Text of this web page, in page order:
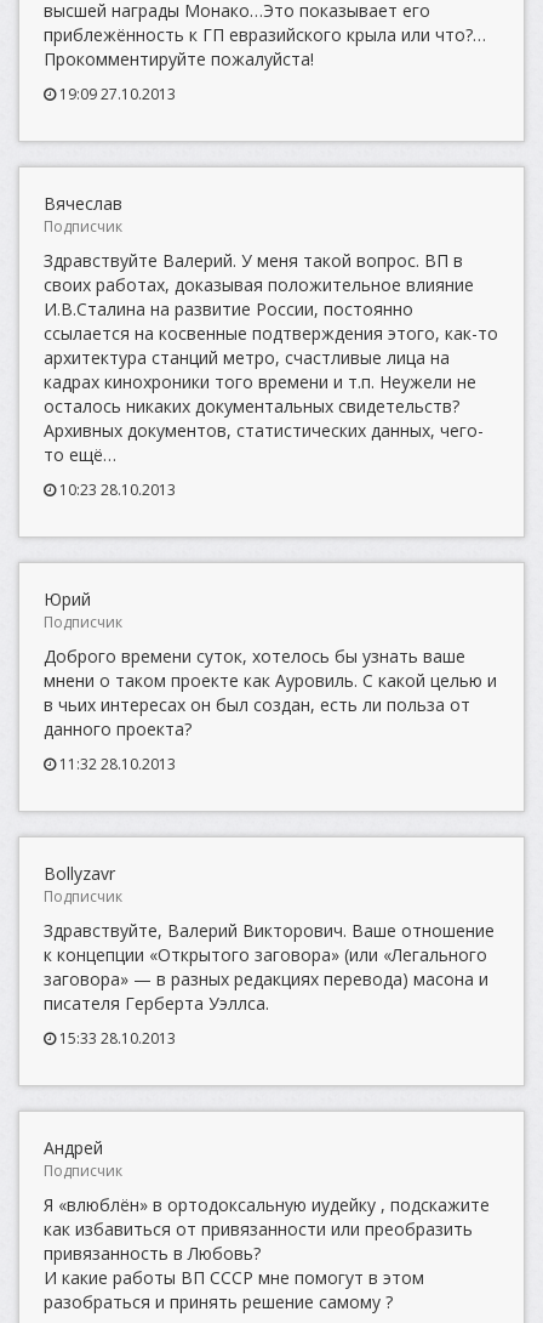
высшей награды Монако…Это показывает его
приблежённость к ГП евразийского крыла или что?…
Прокомментируйте пожалуйста!
19:09 27.10.2013
Вячеслав
Подписчик
Здравствуйте Валерий. У меня такой вопрос. ВП в
своих работах, доказывая положительное влияние
И.В.Сталина на развитие России, постоянно
ссылается на косвенные подтверждения этого, как-то
архитектура станций метро, счастливые лица на
кадрах кинохроники того времени и т.п. Неужели не
осталось никаких документальных свидетельств?
Архивных документов, статистических данных, чего-
то ещё…
10:23 28.10.2013
Юрий
Подписчик
Доброго времени суток, хотелось бы узнать ваше
мнени о таком проекте как Ауровиль. С какой целью и
в чьих интересах он был создан, есть ли польза от
данного проекта?
11:32 28.10.2013
Bollyzavr
Подписчик
Здравствуйте, Валерий Викторович. Ваше отношение
к концепции «Открытого заговора» (или «Легального
заговора» — в разных редакциях перевода) масона и
писателя Герберта Уэллса.
15:33 28.10.2013
Андрей
Подписчик
Я «влюблён» в ортодоксальную иудейку , подскажите
как избавиться от привязанности или преобразить
привязанность в Любовь?
И какие работы ВП СССР мне помогут в этом
разобраться и принять решение самому ?